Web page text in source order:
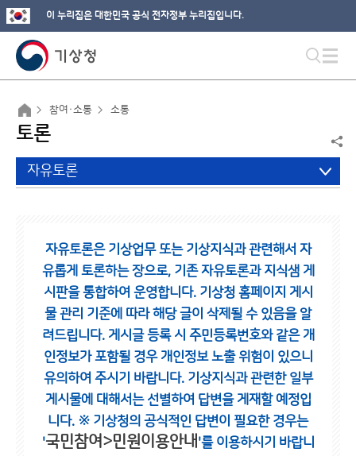
이 누리집은 대한민국 공식 전자정부 누리집입니다.
참여·소통 소통
토론
자유토론
자유토론은 기상업무 또는 기상지식과 관련해서 자
유롭게 토론하는 장으로, 기존 자유토론과 지식샘 게
시판을 통합하여 운영합니다. 기상청 홈페이지 게시
물 관리 기준에 따라 해당 글이 삭제될 수 있음을 알
려드립니다. 게시글 등록 시 주민등록번호와 같은 개
인정보가 포함될 경우 개인정보 노출 위험이 있으니
유의하여 주시기 바랍니다. 기상지식과 관련한 일부
게시물에 대해서는 선별하여 답변을 게재할 예정입
니다. ※ 기상청의 공식적인 답변이 필요한 경우는
'국민참여>민원이용안내 '를 이용하시기 바랍니